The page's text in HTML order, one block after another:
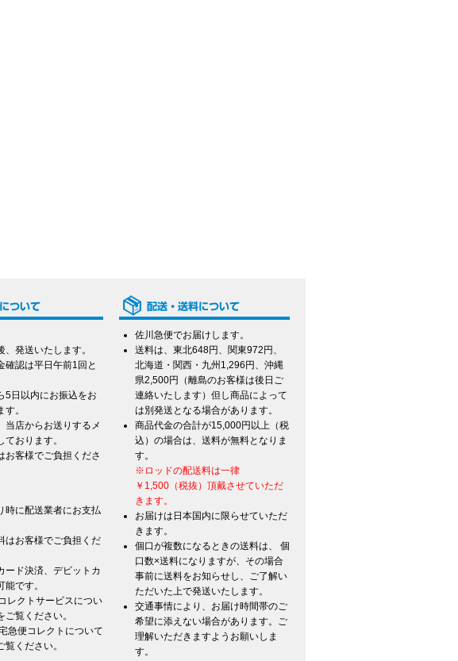
、発送いたします。
確認は平日午前1回と
5日以内にお振込をお
。
当店からお送りするメ
ております。
お客様でご負担くださ
時に配送業者にお支払
はお客様でご負担くだ
ード決済、デビットカ
能です。
レクトサービスについ
ご覧ください。
急便コレクトについて
覧ください。
佐川急便でお届けします。
送料は、東北648円、関東972円、
北海道・関西・九州1,296円、沖縄
県2,500円（離島のお客様は後日ご
連絡いたします）但し商品によって
は別発送となる場合があります。
商品代金の合計が15,000円以上（税
込）の場合は、送料が無料となりま
す。
※ロッドの配送料は一律
￥1,500（税抜）頂戴させていただ
きます。
お届けは日本国内に限らせていただ
きます。
個口が複数になるときの送料は、 個
口数×送料になりますが、その場合
事前に送料をお知らせし、ご了解い
ただいた上で発送いたします。
交通事情により、お届け時間帯のご
希望に添えない場合があります。ご
理解いただきますようお願いしま
す。